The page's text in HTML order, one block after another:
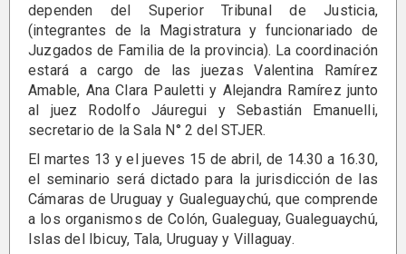
dependen del Superior Tribunal de Justicia,
(integrantes de la Magistratura y funcionariado de
Juzgados de Familia de la provincia). La coordinación
estará a cargo de las juezas Valentina Ramírez
Amable, Ana Clara Pauletti y Alejandra Ramírez junto
al juez Rodolfo Jáuregui y Sebastián Emanuelli,
secretario de la Sala N° 2 del STJER.
El martes 13 y el jueves 15 de abril, de 14.30 a 16.30,
el seminario será dictado para la jurisdicción de las
Cámaras de Uruguay y Gualeguaychú, que comprende
a los organismos de Colón, Gualeguay, Gualeguaychú,
Islas del Ibicuy, Tala, Uruguay y Villaguay.